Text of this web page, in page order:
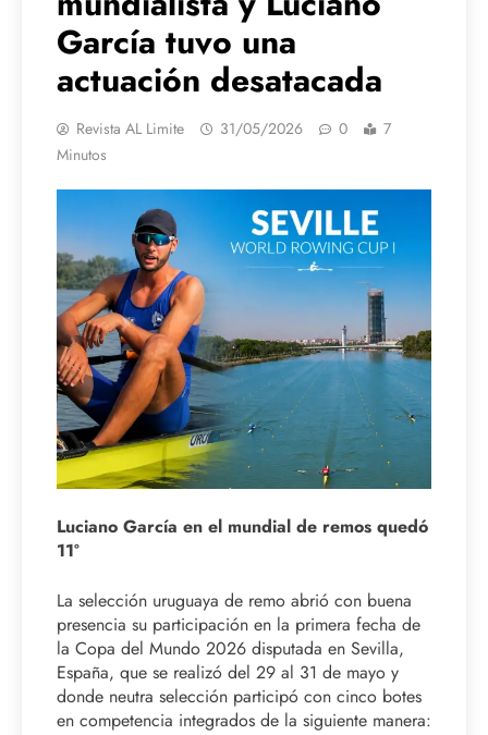
García tuvo una
actuación desatacada
Revista AL Limite 31/05/2026 0
7
Minutos
Luciano García en el mundial de remos quedó
11º
La selección uruguaya de remo abrió con buena
presencia su participación en la primera fecha de
la Copa del Mundo 2026 disputada en Sevilla,
España, que se realizó del 29 al 31 de mayo y
donde neutra selección participó con cinco botes
en competencia integrados de la siguiente manera: